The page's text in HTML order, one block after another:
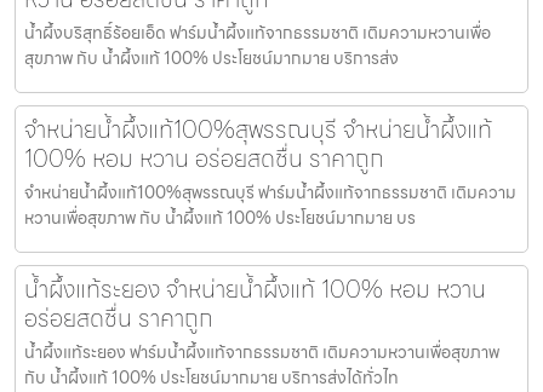
น้ำผึ้งบริสุทธิ์ร้อยเอ็ด ฟาร์มน้ำผึ้งแท้จากธรรมชาติ เติมความหวานเพื่อ
สุขภาพ กับ น้ำผึ้งแท้ 100% ประโยชน์มากมาย บริการส่ง
จำหน่ายน้ำผึ้งแท้100%สุพรรณบุรี จำหน่ายน้ำผึ้งแท้
100% หอม หวาน อร่อยสดชื่น ราคาถูก
จำหน่ายน้ำผึ้งแท้100%สุพรรณบุรี ฟาร์มน้ำผึ้งแท้จากธรรมชาติ เติมความ
หวานเพื่อสุขภาพ กับ น้ำผึ้งแท้ 100% ประโยชน์มากมาย บร
น้ำผึ้งแท้ระยอง จำหน่ายน้ำผึ้งแท้ 100% หอม หวาน
อร่อยสดชื่น ราคาถูก
น้ำผึ้งแท้ระยอง ฟาร์มน้ำผึ้งแท้จากธรรมชาติ เติมความหวานเพื่อสุขภาพ
กับ น้ำผึ้งแท้ 100% ประโยชน์มากมาย บริการส่งได้ทั่วไท